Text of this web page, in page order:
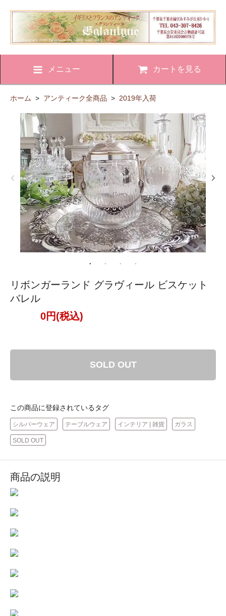
メニュー カートを見る
ホーム > アンティーク全商品 > 2019年入荷
リボンガーランド グラヴィール ビスケット
バレル
0円(税込)
SOLD OUT
この商品に登録されているタグ
シルバーウェア テーブルウェア インテリア | 雑貨 ガラス
SOLD OUT
商品の説明